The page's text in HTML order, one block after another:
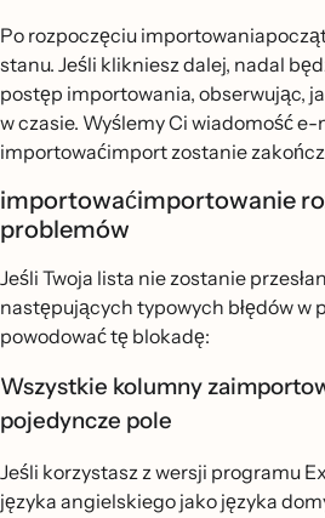
Po rozpoczęciu
stanu. Jeśli klikniesz dalej, nadal
postęp importowania, obserwując,
w czasie. Wyślemy Ci wiadomość
importowaćimport zostanie
importowaćimportowanie
problemów
Jeśli Twoja lista nie zostanie
następujących typowych błędów w
powodować tę blokadę:
Wszystkie kolumny
pojedyncze pole
Jeśli korzystasz z wersji programu
języka angielskiego jako języka